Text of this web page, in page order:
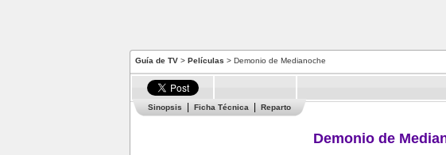
Guía de TV > Películas > Demonio de Medianoche
Sinopsis Ficha Técnica Reparto
Demonio de